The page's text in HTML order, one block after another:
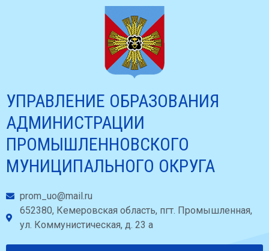
УПРАВЛЕНИЕ ОБРАЗОВАНИЯ
АДМИНИСТРАЦИИ
ПРОМЫШЛЕННОВСКОГО
МУНИЦИПАЛЬНОГО ОКРУГА
prom_uo@mail.ru
652380, Кемеровская область, пгт. Промышленная,
ул. Коммунистическая, д. 23 а